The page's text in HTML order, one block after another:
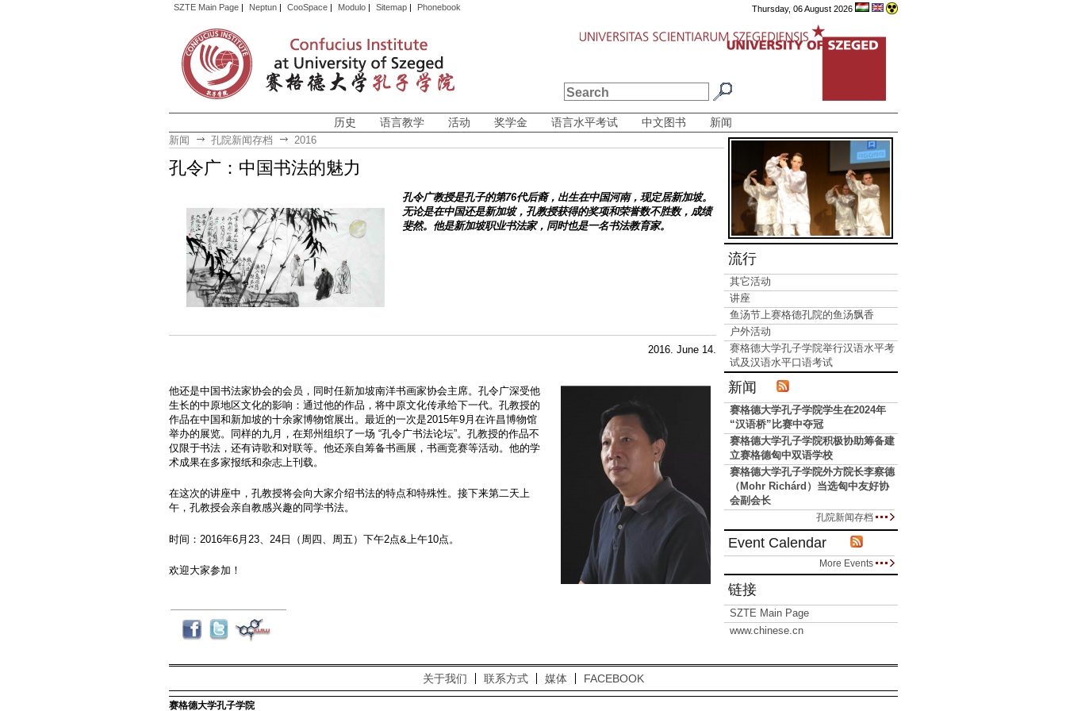
SZTE Main Page| Neptun| CooSpace| Modulo| Sitemap| Phonebook Thursday, 06 August 2026
历史 语言教学 活动 奖学金 语言水平考试 中文图书 新闻
新闻 孔院新闻存档 2016
孔令广：中国书法的魅力
孔令广教授是孔子的第76代后裔，出生在中国河南，现定居新加坡。
无论是在中国还是新加坡，孔教授获得的奖项和荣誉数不胜数，成绩
斐然。他是新加坡职业书法家，同时也是一名书法教育家。
2016. June 14.
他还是中国书法家协会的会员，同时任新加坡南洋书画家协会主席。孔令广深受他
生长的中原地区文化的影响：通过他的作品，将中原文化传承给下一代。孔教授的
作品在中国和新加坡的十余家博物馆展出。最近的一次是2015年9月在许昌博物馆
举办的展览。同样的九月，在郑州组织了一场 “孔令广书法论坛”。孔教授的作品不
仅限于书法，还有诗歌和对联等。他还亲自筹备书画展，书画竞赛等活动。他的学
术成果在多家报纸和杂志上刊载。
在这次的讲座中，孔教授将会向大家介绍书法的特点和特殊性。接下来第二天上
午，孔教授会亲自教感兴趣的同学书法。
时间： 2016年6月 23、 24日（周四、周五）下午2点&上午10点。
欢迎大家参加！
流行
其它活动
讲座
鱼汤节上赛格德孔院的鱼汤飘香
户外活动
赛格德大学孔子学院举行汉语水平考
试及汉语水平口语考试
新闻
赛格德大学孔子学院学生在2024年
“汉语桥”比赛中夺冠
赛格德大学孔子学院积极协助筹备建
立赛格德匈中双语学校
赛格德大学孔子学院外方院长李察德
（Mohr Richárd）当选匈中友好协
会副会长
孔院新闻存档
Event Calendar
More Events
链接
SZTE Main Page
www.chinese.cn
关于我们 联系方式 媒体 FACEBOOK
赛格德大学孔子学院